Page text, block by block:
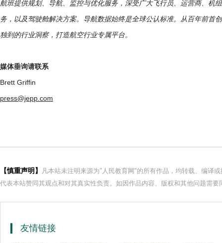
航班提供规划、导航、监控与优化服务，深受广大飞行员、运营商、机
务，以及驾驶舱解决方案。导航数据始终是全球公认标准。从百年前首
独到的行业洞察，打造航空行业专属平台。
媒体垂询请联系
Brett Griffin
press@jepp.com
【慎重声明】
凡本站未注明来源为"人民教育网"的所有作品，均转载、编译
代表本站赞同其观点和对其真实性负责。如因作品内容、版权和其他问题需
友情链接